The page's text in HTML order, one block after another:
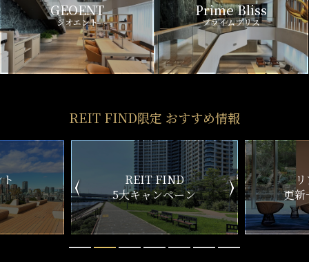
GEOENT
ジオエント
Prime Bliss
プライムブリス
REIT FIND限定 おすすめ情報
ン
リアルタイム
更新一覧チェック
新